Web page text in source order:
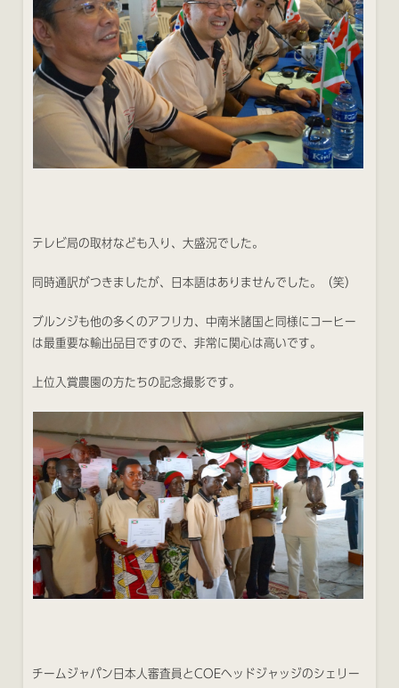
テレビ局の取材なども入り、大盛況でした。
同時通訳がつきましたが、日本語はありませんでした。（笑）
ブルンジも他の多くのアフリカ、中南米諸国と同様にコーヒー
は最重要な輸出品目ですので、非常に関心は高いです。
上位入賞農園の方たちの記念撮影です。
チームジャパン日本人審査員とCOEヘッドジャッジのシェリー